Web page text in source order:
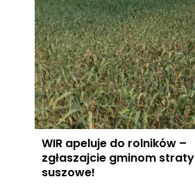
WIR apeluje do rolników –
zgłaszajcie gminom straty
suszowe!